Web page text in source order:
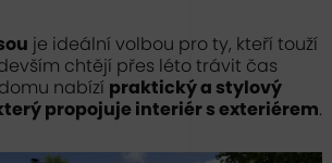
je ideální volbou pro ty, kteří touží
chtějí přes léto trávit čas
nabízí praktický a stylový
propojuje interiér s exteriérem.